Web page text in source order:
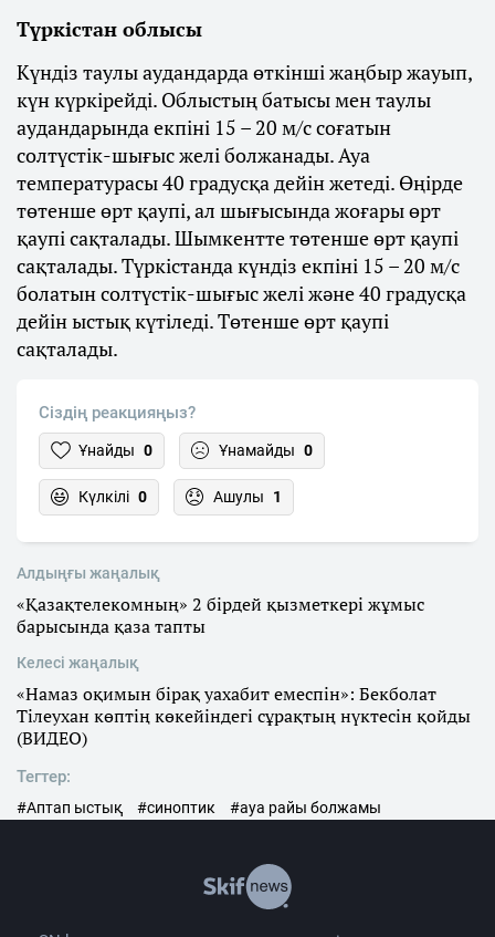
Түркістан облысы
Күндіз таулы аудандарда өткінші жаңбыр жауып,
күн күркірейді. Облыстың батысы мен таулы
аудандарында екпіні 15 – 20 м/с соғатын
солтүстік-шығыс желі болжанады. Ауа
температурасы 40 градусқа дейін жетеді. Өңірде
төтенше өрт қаупі, ал шығысында жоғары өрт
қаупі сақталады. Шымкентте төтенше өрт қаупі
сақталады. Түркістанда күндіз екпіні 15 – 20 м/с
болатын солтүстік-шығыс желі және 40 градусқа
дейін ыстық күтіледі. Төтенше өрт қаупі
сақталады.
Сіздің реакцияңыз?
Ұнайды 0 Ұнамайды 0
Күлкілі 0 Ашулы 1
Алдыңғы жаңалық
«Қазақтелекомның» 2 бірдей қызметкері жұмыс
барысында қаза тапты
Келесі жаңалық
«Намаз оқимын бірақ уахабит емеспін»: Бекболат
Тілеухан көптің көкейіндегі сұрақтың нүктесін қойды
(ВИДЕО)
Тегтер:
#Аптап ыстық #синоптик #ауа райы болжамы